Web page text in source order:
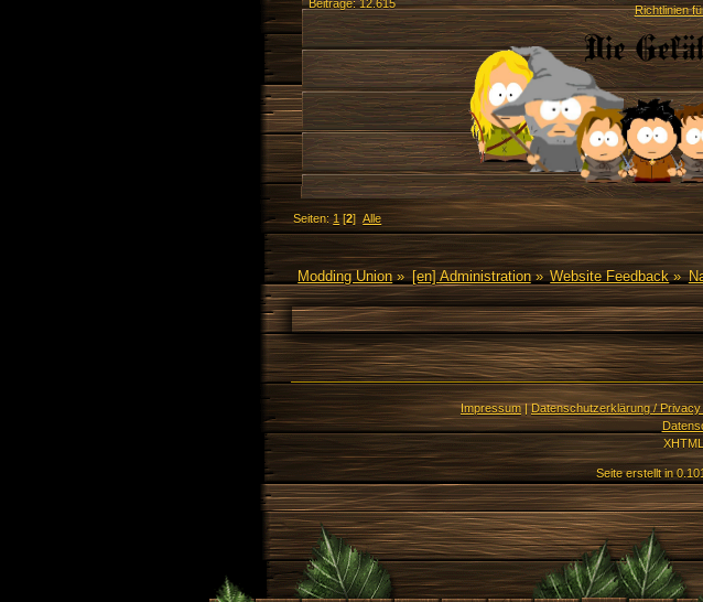
Beiträge: 12.615 Richtlinien
Seiten:1[2]Alle
Modding Union» [en] Administration» Website Feedback»
Impressum|Datenschutzerklärung / Privacy
XHTML
Seite erstellt in